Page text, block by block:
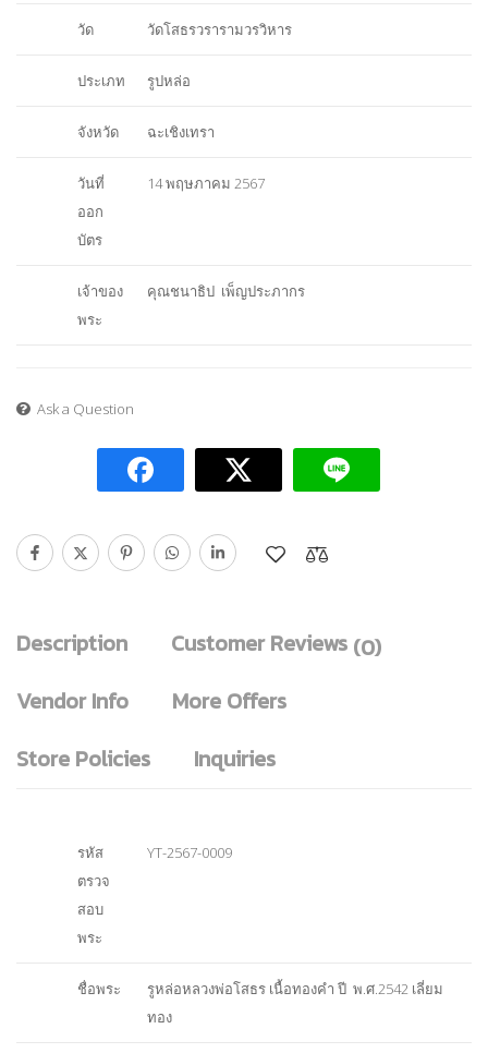
วัด วัดโสธรวรารามวรวิหาร
ประเภท รูปหล่อ
จังหวัด ฉะเชิงเทรา
วันที่
ออก
บัตร
14 พฤษภาคม 2567
เจ้าของ
พระ
คุณชนาธิป เพ็ญประภากร
Ask a Question
Description Customer Reviews (0)
Vendor Info
More Offers
Store Policies
Inquiries
รหัส
ตรวจ
สอบ
พระ
YT-2567-0009
ชื่อพระ
รูหล่อหลวงพ่อโสธร เนื้อทองคำ ปี พ.ศ.2542 เลี่ยม
ทอง